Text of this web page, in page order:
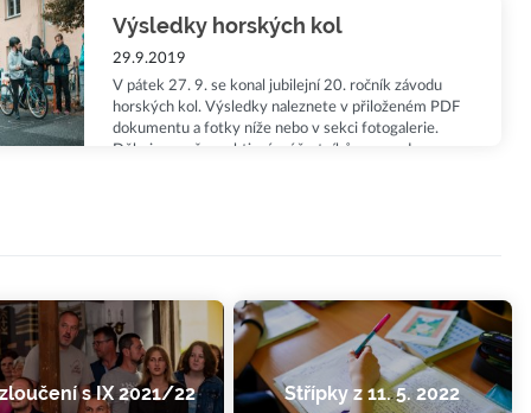
Výsledky horských kol
29.9.2019
V pátek 27. 9. se konal jubilejní 20. ročník závodu
horských kol. Výsledky naleznete v přiloženém PDF
dokumentu a fotky níže nebo v sekci fotogalerie.
Děkujeme všem aktivním účastníkům za podporu
s IX 2021/22 Střípky z 11. 5. 2022